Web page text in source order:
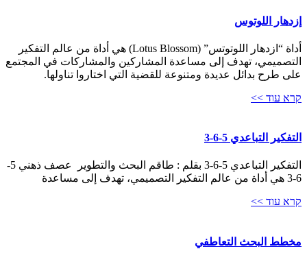
إزدهار اللوتوس
أداة “ازدهار اللوتوتس” (Lotus Blossom) هي أداة من عالم التفكير
التصميمي، تهدف إلى مساعدة المشاركين والمشاركات في المجتمع
على طرح بدائل عديدة ومتنوعة للقضية التي اختاروا تناولها.
קרא עוד >>
التفكير التباعدي 5-6-3
التفكير التباعدي 5-6-3 بقلم : طاقم البحث والتطوير عصف ذهني 5-
6-3 هي أداة من عالم التفكير التصميمي، تهدف إلى مساعدة
קרא עוד >>
مخطط البحث التعاطفي